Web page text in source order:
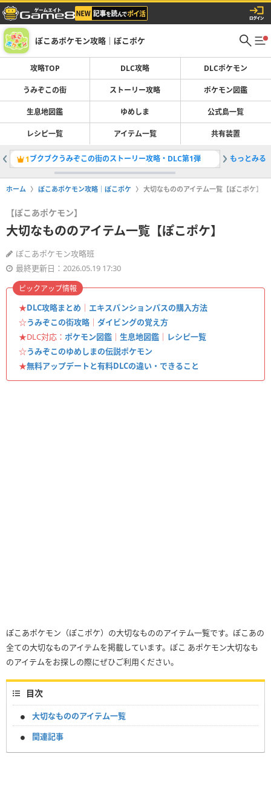
ぽこあポケモン攻略｜ぽこポケ
攻略TOP DLC攻略 DLCポケモン
うみぞこの街 ストーリー攻略 ポケモン図鑑
生息地図鑑 ゆめしま 公式島一覧
レシピ一覧 アイテム一覧 共有装置
1ブクブクうみぞこの街のストーリー攻略・DLC第1弾 2DLCの
もっとみる
ホーム ぽこあポケモン攻略｜ぽこポケ 大切なもののアイテム一覧【ぽこポケ】
【ぽこあポケモン】
大切なもののアイテム一覧【ぽこポケ】
ぽこあポケモン攻略班
最終更新日：2026.05.19 17:30
★DLC攻略まとめ ｜ エキスパンションパスの購入方法
☆うみぞこの街攻略 ｜ ダイビングの覚え方
★DLC対応： ポケモン図鑑 ｜ 生息地図鑑 ｜ レシピ一覧
☆うみぞこのゆめしまの伝説ポケモン
★無料アップデートと有料DLCの違い・できること
ピックアップ情報
ぽこあポケモン（ぽこポケ）の大切なもののアイテム一覧です。ぽこあの
全ての大切なものアイテムを掲載しています。ぽこ あポケモン大切なも
のアイテムをお探しの際にぜひご利用ください。
目次
大切なもののアイテム一覧
関連記事